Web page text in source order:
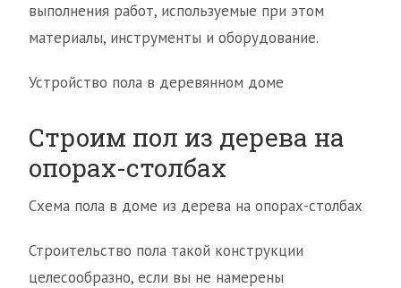
выполнения работ, используемые при этом
материалы, инструменты и оборудование.
Устройство пола в деревянном доме
Строим пол из дерева на
опорах-столбах
Схема пола в доме из дерева на опорах-столбах
Строительство пола такой конструкции
целесообразно, если вы не намерены